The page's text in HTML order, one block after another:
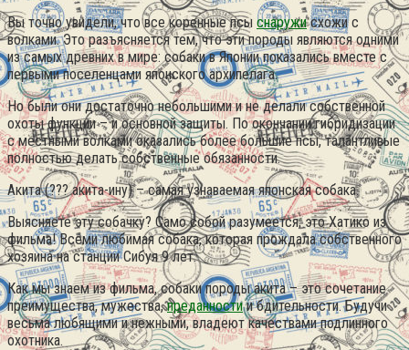
Вы точно увидели, что все коренные псыснаружисхожи с
волками. Это разъясняется тем, что эти породы являются одними
из самых древних в мире: собаки в Японии показались вместе с
первыми поселенцами японского архипелага.
Но были они достаточно небольшими и не делали собственной
охоты функции – и основной защиты. По окончании гибридизации
с местными волками оказались более большие псы, талантливые
полностью делать собственные обязанности.
Акита (??? акита-ину) – самая узнаваемая японская собака.
Выясняете эту собачку? Само собой разумеется, это Хатико из
фильма! Всеми любимая собака, которая прождала собственного
хозяина на станции Сибуя 9 лет.
Как мы знаем из фильма, собаки породы акита – это сочетание
преимущества, мужества,преданностии бдительности. Будучи
весьма любящими и нежными, владеют качествами подлинного
охотника.